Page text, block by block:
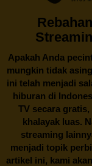
Apakah Anda
mungkin tidak
ini telah menjadi
hiburan di
TV secara gratis,
khalayak luas.
streaming
menjadi topik
artikel ini, kami